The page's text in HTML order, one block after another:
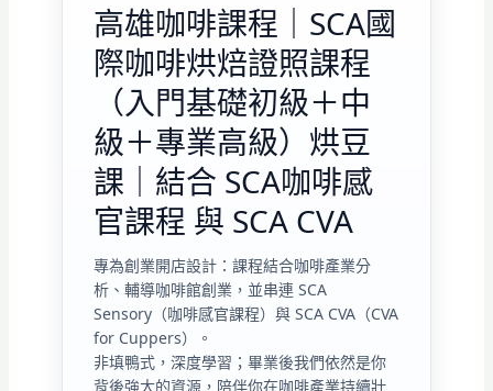
高雄咖啡課程｜SCA國
際咖啡烘焙證照課程
（入門基礎初級＋中
級＋專業高級）烘豆
課｜結合 SCA咖啡感
官課程 與 SCA CVA
專為創業開店設計：課程結合咖啡產業分
析、輔導咖啡館創業，並串連 SCA
Sensory（咖啡感官課程）與 SCA CVA（CVA
for Cuppers）。
非填鴨式，深度學習；畢業後我們依然是你
背後強大的資源，陪伴你在咖啡產業持續壯